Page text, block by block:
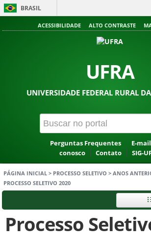
BRASIL
Acesso
ACESSIBILIDADE ALTO CONTRASTE
UFRA
UNIVERSIDADE FEDERAL RURAL
Perguntas Frequentes E-mail
conosco
Contato SIG-
PÁGINA INICIAL > PROCESSO SELETIVO > ANOS
PROCESSO SELETIVO 2020
Processo